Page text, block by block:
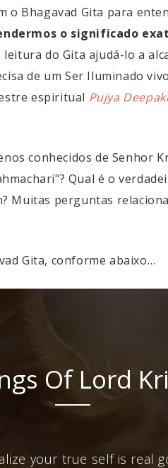
o Bhagavad Gita para
o significado
do Gita ajudá-lo a
de um Ser Iluminado
espiritual Pujya
conhecidos de Senhor
Qual é o
Muitas perguntas
Gita, conforme abaixo…
Of Lord
your true self is real